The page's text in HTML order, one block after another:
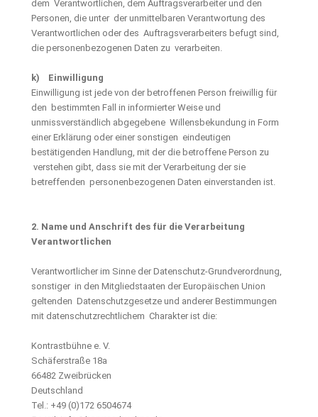
dem Verantwortlichen, dem Auftragsverarbeiter und den
Personen, die unter der unmittelbaren Verantwortung des
Verantwortlichen oder des Auftragsverarbeiters befugt sind,
die personenbezogenen Daten zu verarbeiten.
k) Einwilligung
Einwilligung ist jede von der betroffenen Person freiwillig für
den bestimmten Fall in informierter Weise und
unmissverständlich abgegebene Willensbekundung in Form
einer Erklärung oder einer sonstigen eindeutigen
bestätigenden Handlung, mit der die betroffene Person zu
verstehen gibt, dass sie mit der Verarbeitung der sie
betreffenden personenbezogenen Daten einverstanden ist.
2. Name und Anschrift des für die Verarbeitung
Verantwortlichen
Verantwortlicher im Sinne der Datenschutz-Grundverordnung,
sonstiger in den Mitgliedstaaten der Europäischen Union
geltenden Datenschutzgesetze und anderer Bestimmungen
mit datenschutzrechtlichem Charakter ist die:
Kontrastbühne e. V.
Schäferstraße 18a
66482 Zweibrücken
Deutschland
Tel.: +49 (0)172 6504674